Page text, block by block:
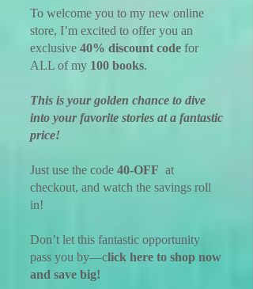
To welcome you to my new online
store, I’m excited to offer you an
exclusive 40% discount code for
ALL of my 100 books.
This is your golden chance to dive
into your favorite stories at a fantastic
price!
Just use the code 40-OFF at
checkout, and watch the savings roll
in!
Don’t let this fantastic opportunity
pass you by—click here to shop now
and save big!